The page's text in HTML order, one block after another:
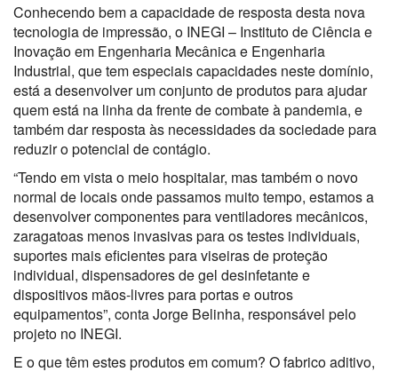
Conhecendo bem a capacidade de resposta desta nova
tecnologia de impressão, o INEGI – Instituto de Ciência e
Inovação em Engenharia Mecânica e Engenharia
Industrial, que tem especiais capacidades neste domínio,
está a desenvolver um conjunto de produtos para ajudar
quem está na linha da frente de combate à pandemia, e
também dar resposta às necessidades da sociedade para
reduzir o potencial de contágio.
“Tendo em vista o meio hospitalar, mas também o novo
normal de locais onde passamos muito tempo, estamos a
desenvolver componentes para ventiladores mecânicos,
zaragatoas menos invasivas para os testes individuais,
suportes mais eficientes para viseiras de proteção
individual, dispensadores de gel desinfetante e
dispositivos mãos-livres para portas e outros
equipamentos”, conta Jorge Belinha, responsável pelo
projeto no INEGI.
E o que têm estes produtos em comum? O fabrico aditivo,